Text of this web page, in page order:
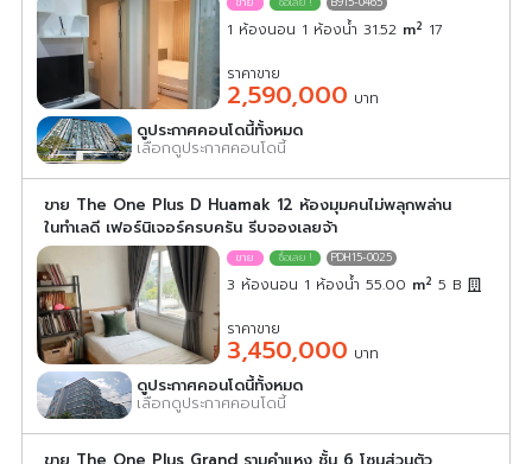
1 ห้องนอน 1 ห้องน้ำ 31.52 m2 17
ราคาขาย
2,590,000 บาท
ดูประกาศคอนโดนี้ทั้งหมด
เลือกดูประกาศคอนโดนี้
ขาย The One Plus D Huamak 12 ห้องมุมคนไม่พลุกพล่าน
ในทำเลดี เฟอร์นิเจอร์ครบครัน รีบจองเลยจ้า
PDH15-0025
3 ห้องนอน 1 ห้องน้ำ 55.00 m2 5 B
ราคาขาย
3,450,000 บาท
ดูประกาศคอนโดนี้ทั้งหมด
เลือกดูประกาศคอนโดนี้